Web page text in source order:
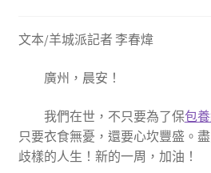
文本/羊城派記者 李春煒
廣州，晨安！
我們在世，不只要為了保包
只要衣食無憂，還要心坎豐盛。
歧樣的人生！新的一周，加油！